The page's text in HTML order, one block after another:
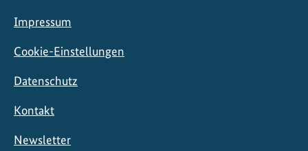
Impressum
Cookie-Einstellungen
Datenschutz
Kontakt
Newsletter